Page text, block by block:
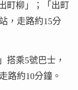
町柳」；「出町
，走路約15分
搭乘5號巴士，
路約10分鐘。